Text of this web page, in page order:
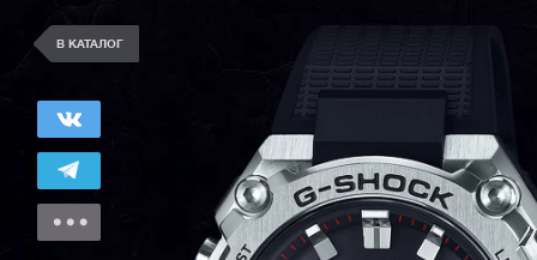
В КАТАЛОГ